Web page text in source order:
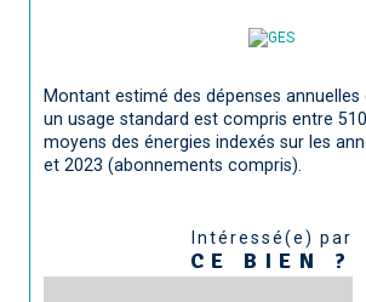
Montant estimé des dépenses annuelles
un usage standard est compris entre
moyens des énergies indexés sur les
et 2023 (abonnements compris).
Intéressé(e) par
CE BIEN ?